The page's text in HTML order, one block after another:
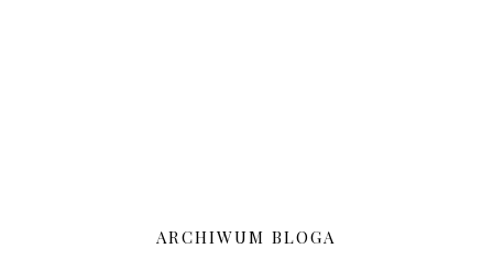
ARCHIWUM BLOGA